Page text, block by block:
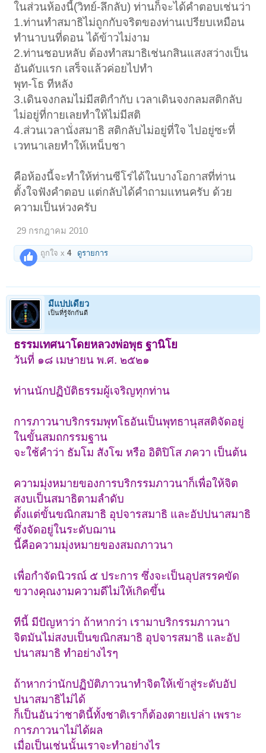
ในส่วนห้องนี้(วิทย์-ลึกลับ) ท่านก็จะได้คำตอบเช่นว่า
1.ท่านทำสมาธิไม่ถูกกับจริตของท่านเปรียบเหมือน
ทำนาบนที่ดอน ได้ข้าวไม่งาม
2.ท่านชอบหลับ ต้องทำสมาธิเช่นกสินแสงสว่างเป็น
อันดับแรก เสร็จแล้วค่อยไปทำ
พุท-โธ ทีหลัง
3.เดินจงกลมไม่มีสติกำกับ เวลาเดินจงกลมสติกลับ
ไม่อยู่ที่กายเลยทำให้ไม่มีสติ
4.ส่วนเวลานั่งสมาธิ สติกลับไม่อยู่ที่ใจ ไปอยู่ซะที่
เวทนาเลยทำให้เหน็บชา
คือห้องนี้จะทำให้ท่านซีโร่ได้ในบางโอกาสที่ท่าน
ตั้งใจฟังคำตอบ แต่กลับได้คำถามแทนครับ ด้วย
ความเป็นห่วงครับ
29 กรกฎาคม 2010
ถูกใจ x4 ดูรายการ
มีแปปเดียว
เป็นที่รู้จักกันดี
ธรรมเทศนาโดยหลวงพ่อพุธ ฐานิโย
วันที่ ๑๘ เมษายน พ.ศ. ๒๕๒๑
ท่านนักปฏิบัติธรรมผู้เจริญทุกท่าน
การภาวนาบริกรรมพุทโธอันเป็นพุทธานุสสติจัดอยู่
ในขั้นสมถกรรมฐาน
จะใช้คำว่า ธัมโม สังโฆ หรือ อิติปิโส ภควา เป็นต้น
ความมุ่งหมายของการบริกรรมภาวนาก็เพื่อให้จิต
สงบเป็นสมาธิตามลำดับ
ตั้งแต่ขั้นขณิกสมาธิ อุปจารสมาธิ และอัปปนาสมาธิ
ซึ่งจัดอยู่ในระดับฌาน
นี้คือความมุ่งหมายของสมถภาวนา
เพื่อกำจัดนิวรณ์ ๕ ประการ ซึ่งจะเป็นอุปสรรคขัด
ขวางคุณงามความดีไม่ให้เกิดขึ้น
ทีนี้ มีปัญหาว่า ถ้าหากว่า เรามาบริกรรมภาวนา
จิตมันไม่สงบเป็นขณิกสมาธิ อุปจารสมาธิ และอัป
ปนาสมาธิ ทำอย่างไรๆ
ถ้าหากว่านักปฏิบัติภาวนาทำจิตให้เข้าสู่ระดับอัป
ปนาสมาธิไม่ได้
ก็เป็นอันว่าชาตินี้ทั้งชาติเราก็ต้องตายเปล่า เพราะ
การภาวนาไม่ได้ผล
เมื่อเป็นเช่นนั้นเราจะทำอย่างไร